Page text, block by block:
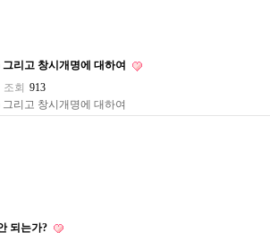
리고 창시개명에 대하여
조회 913
리고 창시개명에 대하여
되는가?